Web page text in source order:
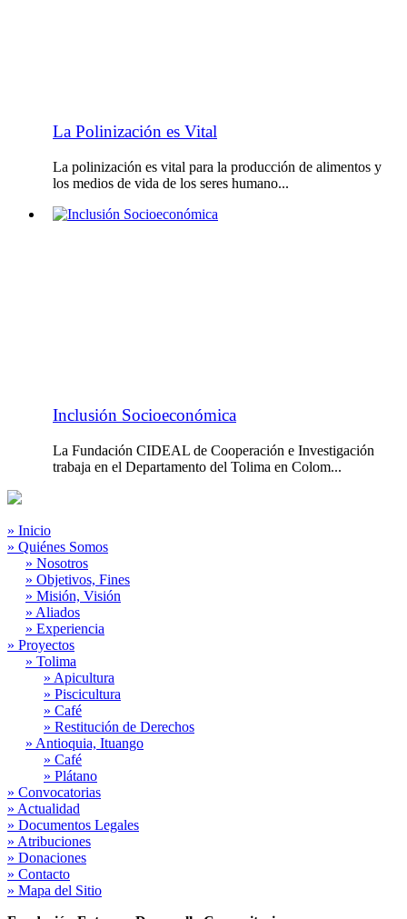
La Polinización es Vital
La polinización es vital para la producción de alimentos y
los medios de vida de los seres humano...
Inclusión Socioeconómica
La Fundación CIDEAL de Cooperación e Investigación
trabaja en el Departamento del Tolima en Colom...
» Inicio
» Quiénes Somos
» Nosotros
» Objetivos, Fines
» Misión, Visión
» Aliados
» Experiencia
» Proyectos
» Tolima
» Apicultura
» Piscicultura
» Café
» Restitución de Derechos
» Antioquia, Ituango
» Café
» Plátano
» Convocatorias
» Actualidad
» Documentos Legales
» Atribuciones
» Donaciones
» Contacto
» Mapa del Sitio